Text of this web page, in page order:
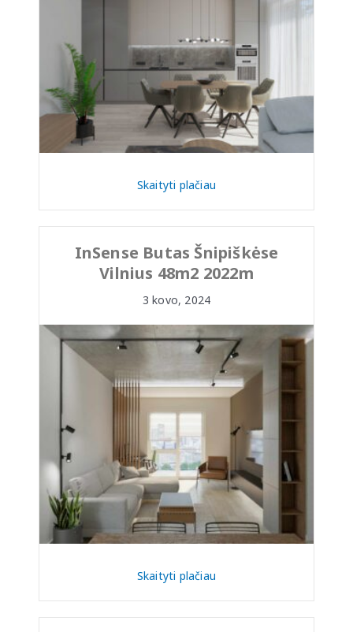
Skaityti plačiau
InSense Butas Šnipiškėse
Vilnius 48m2 2022m
3 kovo, 2024
Skaityti plačiau